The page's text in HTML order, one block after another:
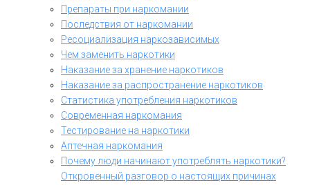
Препараты при наркомании
Последствия от наркомании
Ресоциализация наркозависимых
Чем заменить наркотики
Наказание за хранение наркотиков
Наказание за распространение наркотиков
Статистика употребления наркотиков
Современная наркомания
Тестирование на наркотики
Аптечная наркомания
Почему люди начинают употреблять наркотики?
Откровенный разговор о настоящих причинах